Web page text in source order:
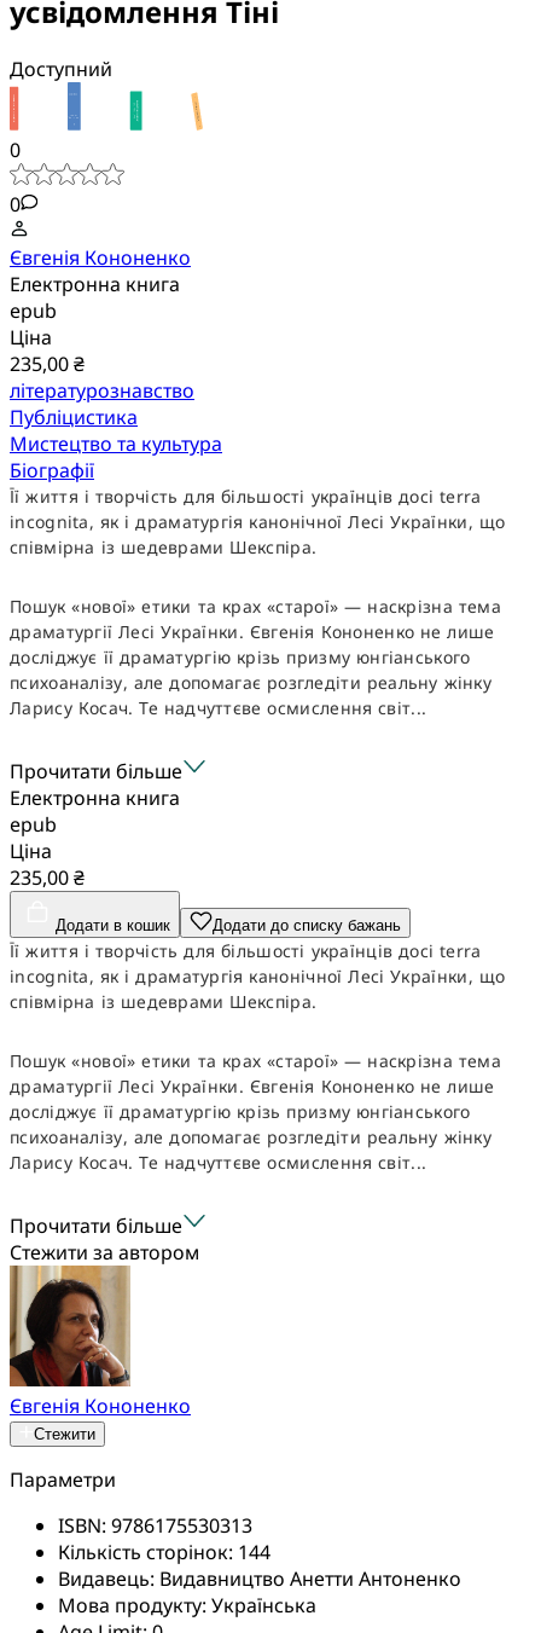
усвідомлення Тіні
Доступний
0
0
Євгенія Кононенко
Електронна книга
epub
Ціна
235,00 ₴
літературознавство
Публіцистика
Мистецтво та культура
Біографії
Її життя і творчість для більшості українців досі terra
incognita, як і драматургія канонічної Лесі Українки, що
співмірна із шедеврами Шекспіра.
Пошук «нової» етики та крах «старої» — наскрізна тема
драматургії Лесі Українки. Євгенія Кононенко не лише
досліджує її драматургію крізь призму юнгіанського
психоаналізу, але допомагає розгледіти реальну жінку
Ларису Косач. Те надчуттєве осмислення світ...
Прочитати більше
Електронна книга
epub
Ціна
235,00 ₴
Додати в кошик Додати до списку бажань
Її життя і творчість для більшості українців досі terra
incognita, як і драматургія канонічної Лесі Українки, що
співмірна із шедеврами Шекспіра.
Пошук «нової» етики та крах «старої» — наскрізна тема
драматургії Лесі Українки. Євгенія Кононенко не лише
досліджує її драматургію крізь призму юнгіанського
психоаналізу, але допомагає розгледіти реальну жінку
Ларису Косач. Те надчуттєве осмислення світ...
Прочитати більше
Стежити за автором
Євгенія Кононенко
Стежити
Параметри
ISBN: 9786175530313
Кількість сторінок: 144
Видавець: Видавництво Анетти Антоненко
Мова продукту: Українська